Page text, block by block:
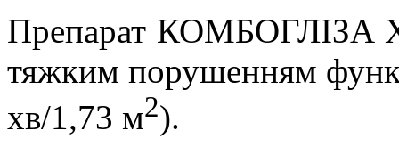
Препарат КОМБОГЛІЗА
тяжким порушенням
хв/1,73 м2).